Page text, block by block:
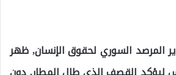
المرصد السوري لحقوق الإنسان, ظهر